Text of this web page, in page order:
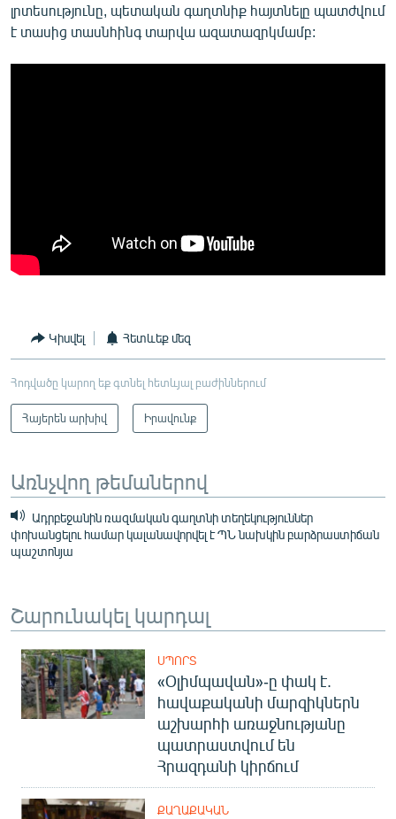
լրտեսությունը, պետական գաղտնիք հայտնելը պատժվում
է տասից տասնհինգ տարվա ազատազրկմամբ:
Կիսվել Հետևեք մեզ
Հոդվածը կարող եք գտնել հետևյալ բաժիններում
Հայերեն արխիվ Իրավունք
Առնչվող թեմաներով
Ադրբեջանին ռազմական գաղտնի տեղեկություններ
փոխանցելու համար կալանավորվել է ՊՆ նախկին բարձրաստիճան
պաշտոնյա
Շարունակել կարդալ
ՍՊՈՐՏ
«Օլիմպավան»-ը փակ է.
հավաքականի մարզիկներն
աշխարհի առաջնությանը
պատրաստվում են
Հրազդանի կիրճում
ՔԱՂԱՔԱԿԱՆ